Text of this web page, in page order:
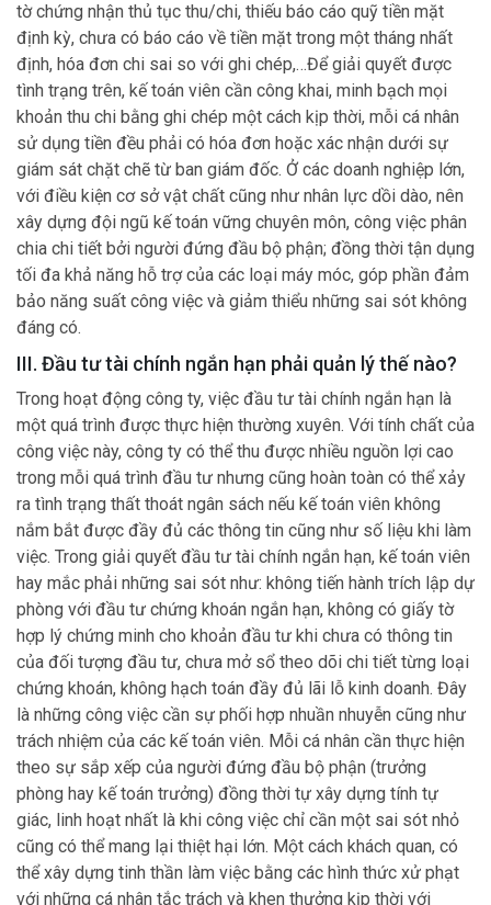
tờ chứng nhận thủ tục thu/chi, thiếu báo cáo quỹ tiền mặt
định kỳ, chưa có báo cáo về tiền mặt trong một tháng nhất
định, hóa đơn chi sai so với ghi chép,…Để giải quyết được
tình trạng trên, kế toán viên cần công khai, minh bạch mọi
khoản thu chi bằng ghi chép một cách kịp thời, mỗi cá nhân
sử dụng tiền đều phải có hóa đơn hoặc xác nhận dưới sự
giám sát chặt chẽ từ ban giám đốc. Ở các doanh nghiệp lớn,
với điều kiện cơ sở vật chất cũng như nhân lực dồi dào, nên
xây dựng đội ngũ kế toán vững chuyên môn, công việc phân
chia chi tiết bởi người đứng đầu bộ phận; đồng thời tận dụng
tối đa khả năng hỗ trợ của các loại máy móc, góp phần đảm
bảo năng suất công việc và giảm thiểu những sai sót không
đáng có.
III. Đầu tư tài chính ngắn hạn phải quản lý thế nào?
Trong hoạt động công ty, việc đầu tư tài chính ngắn hạn là
một quá trình được thực hiện thường xuyên. Với tính chất của
công việc này, công ty có thể thu được nhiều nguồn lợi cao
trong mỗi quá trình đầu tư nhưng cũng hoàn toàn có thể xảy
ra tình trạng thất thoát ngân sách nếu kế toán viên không
nắm bắt được đầy đủ các thông tin cũng như số liệu khi làm
việc. Trong giải quyết đầu tư tài chính ngắn hạn, kế toán viên
hay mắc phải những sai sót như: không tiến hành trích lập dự
phòng với đầu tư chứng khoán ngắn hạn, không có giấy tờ
hợp lý chứng minh cho khoản đầu tư khi chưa có thông tin
của đối tượng đầu tư, chưa mở sổ theo dõi chi tiết từng loại
chứng khoán, không hạch toán đầy đủ lãi lỗ kinh doanh. Đây
là những công việc cần sự phối hợp nhuần nhuyễn cũng như
trách nhiệm của các kế toán viên. Mỗi cá nhân cần thực hiện
theo sự sắp xếp của người đứng đầu bộ phận (trưởng
phòng hay kế toán trưởng) đồng thời tự xây dựng tính tự
giác, linh hoạt nhất là khi công việc chỉ cần một sai sót nhỏ
cũng có thể mang lại thiệt hại lớn. Một cách khách quan, có
thể xây dựng tinh thần làm việc bằng các hình thức xử phạt
với những cá nhân tắc trách và khen thưởng kịp thời với